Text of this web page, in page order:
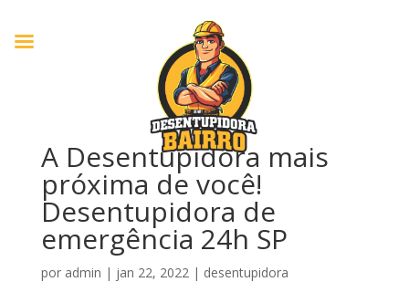
A Desentupidora mais
próxima de você!
Desentupidora de
emergência 24h SP
por admin | jan 22, 2022| desentupidora